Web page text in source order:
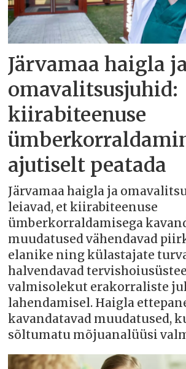
Järvamaa haigla
omavalitsusjuhid:
kiirabiteenuse
ajutiselt peatada
Järvamaa haigla ja
leiavad, et kiirabiteenuse
ümberkorraldamisega
muudatused vähendavad
elanike ning külastajate
halvendavad
valmisolekut erakorraliste
lahendamisel. Haigla
kavandatavad muudatused,
sõltumatu mõjuanalüüsi